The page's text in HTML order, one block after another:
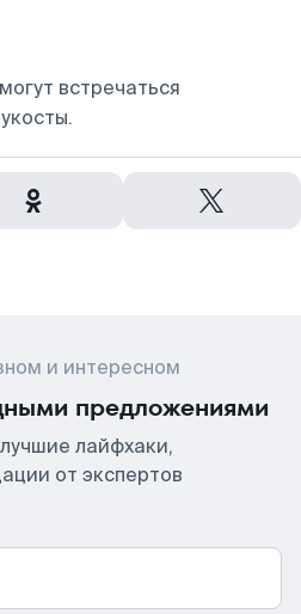
встречаться
и интересном
предложениями
лайфхаки,
от экспертов